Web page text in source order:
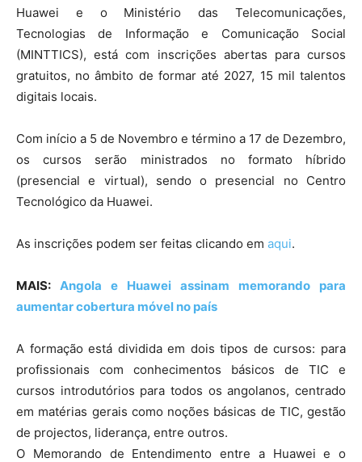
Huawei e o Ministério das Telecomunicações,
Tecnologias de Informação e Comunicação Social
(MINTTICS), está com inscrições abertas para cursos
gratuitos, no âmbito de formar até 2027, 15 mil talentos
digitais locais.
Com início a 5 de Novembro e término a 17 de Dezembro,
os cursos serão ministrados no formato híbrido
(presencial e virtual), sendo o presencial no Centro
Tecnológico da Huawei.
As inscrições podem ser feitas clicando em aqui.
MAIS: Angola e Huawei assinam memorando para
aumentar cobertura móvel no país
A formação está dividida em dois tipos de cursos: para
profissionais com conhecimentos básicos de TIC e
cursos introdutórios para todos os angolanos, centrado
em matérias gerais como noções básicas de TIC, gestão
de projectos, liderança, entre outros.
O Memorando de Entendimento entre a Huawei e o